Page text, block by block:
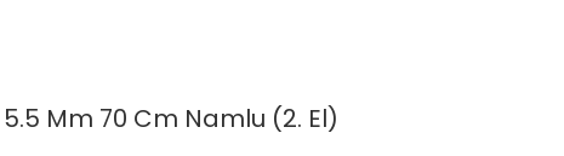
Mm 70 Cm Namlu (2. El)